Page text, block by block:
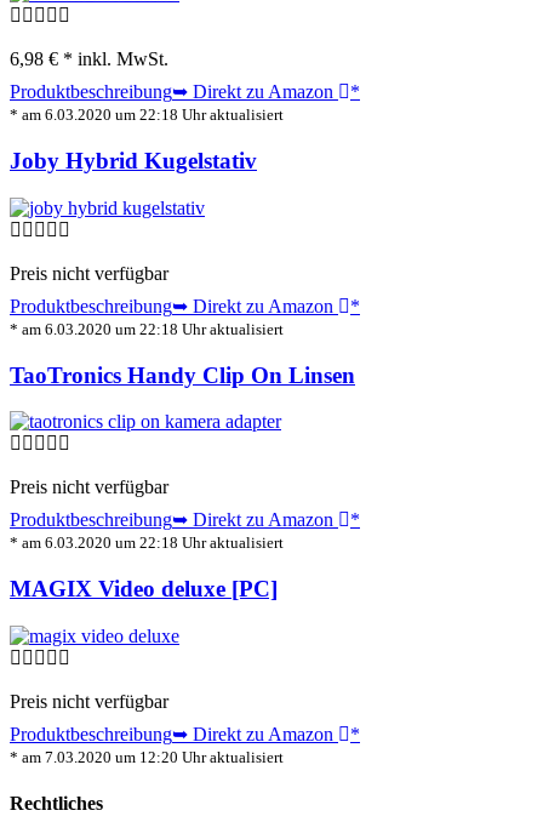
6,98 € * inkl. MwSt.
Produktbeschreibung➥ Direkt zu Amazon *
* am 6.03.2020 um 22:18 Uhr aktualisiert
Joby Hybrid Kugelstativ
Preis nicht verfügbar
Produktbeschreibung➥ Direkt zu Amazon *
* am 6.03.2020 um 22:18 Uhr aktualisiert
TaoTronics Handy Clip On Linsen
Preis nicht verfügbar
Produktbeschreibung➥ Direkt zu Amazon *
* am 6.03.2020 um 22:18 Uhr aktualisiert
MAGIX Video deluxe [PC]
Preis nicht verfügbar
Produktbeschreibung➥ Direkt zu Amazon *
* am 7.03.2020 um 12:20 Uhr aktualisiert
Rechtliches